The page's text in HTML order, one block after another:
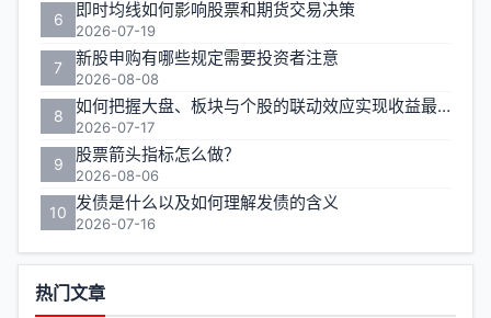
第
页
6 即时均线如何影响股票和期货交易决策
2026-07-19
7 新股申购有哪些规定需要投资者注意
2026-08-08
8 如何把握大盘、板块与个股的联动效应实现收益最大化？
2026-07-17
9 股票箭头指标怎么做？
2026-08-06
10 发债是什么以及如何理解发债的含义
2026-07-16
热门文章